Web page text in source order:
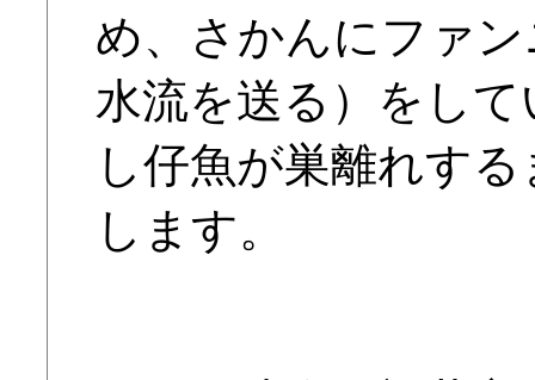
め、さかんにファ
水流を送る）をし
し仔魚が巣離れす
します。